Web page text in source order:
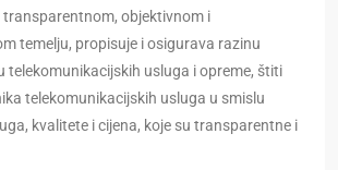
transparentnom, objektivnom i
temelju, propisuje i osigurava razinu
telekomunikacijskih usluga i opreme, štiti
telekomunikacijskih usluga u smislu
kvalitete i cijena, koje su transparentne i